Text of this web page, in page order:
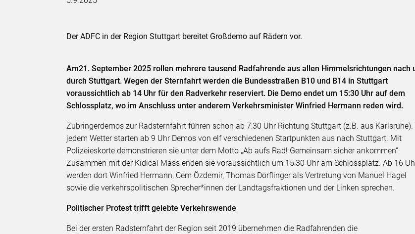
Der ADFC in der Region Stuttgart bereitet Großdemo auf Rädern vor.
Am21. September 2025 rollen mehrere tausend Radfahrende aus allen Himmelsrichtungen nach
durch Stuttgart. Wegen der Sternfahrt werden die Bundesstraßen B10 und B14 in Stuttgart
voraussichtlich ab 14 Uhr für den Radverkehr reserviert. Die Demo endet um 15:30 Uhr auf dem
Schlossplatz, wo im Anschluss unter anderem Verkehrsminister Winfried Hermann reden wird.
Zubringerdemos zur Radsternfahrt führen schon ab 7:30 Uhr Richtung Stuttgart (z.B. aus Karlsruhe).
jedem Wetter starten ab 9 Uhr Demos von elf verschiedenen Startpunkten aus nach Stuttgart. Mit
Polizeieskorte demonstrieren sie unter dem Motto „Ab aufs Rad! Gemeinsam sicher ankommen“.
Zusammen mit der Kidical Mass enden sie voraussichtlich um 15:30 Uhr am Schlossplatz. Ab 16
werden dort Winfried Hermann, Cem Özdemir, Thomas Dörflinger als Vertretung von Manuel Hagel
sowie die verkehrspolitischen Sprecher*innen der Landtagsfraktionen und der Linken sprechen.
Politischer Protest trifft gelebte Verkehrswende
Bei der ersten Radsternfahrt der Region seit 2019 übernehmen die Radfahrenden die